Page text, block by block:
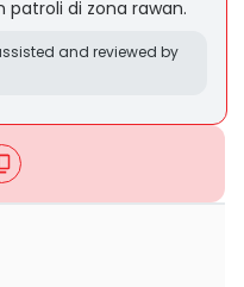
patroli di zona rawan.
and reviewed by